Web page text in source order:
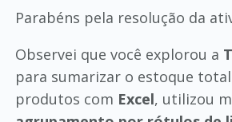
Parabéns pela resolução da
Observei que você explorou a
para sumarizar o estoque
produtos com Excel, utilizou